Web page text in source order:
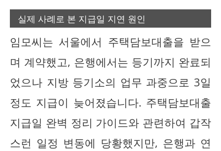
실제 사례로 본 지급일 지연 원인
임모씨는 서울에서 주택담보대출을 받으
며 계약했고, 은행에서는 등기까지 완료되
었으나 지방 등기소의 업무 과중으로 3일
정도 지급이 늦어졌습니다. 주택담보대출
지급일 완벽 정리 가이드와 관련하여 갑작
스런 일정 변동에 당황했지만, 은행과 연